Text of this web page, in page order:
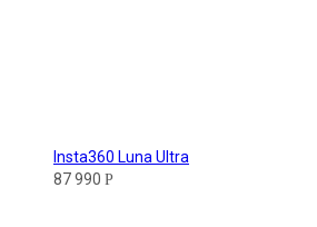
Insta360 Luna Ultra
87 990 Р